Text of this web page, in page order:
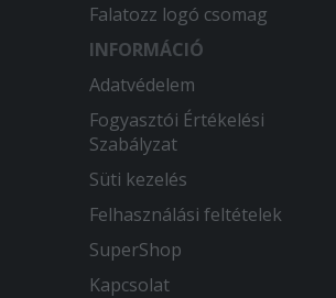
Falatozz logó csomag
INFORMÁCIÓ
Adatvédelem
Fogyasztói Értékelési
Szabályzat
Süti kezelés
Felhasználási feltételek
SuperShop
Kapcsolat